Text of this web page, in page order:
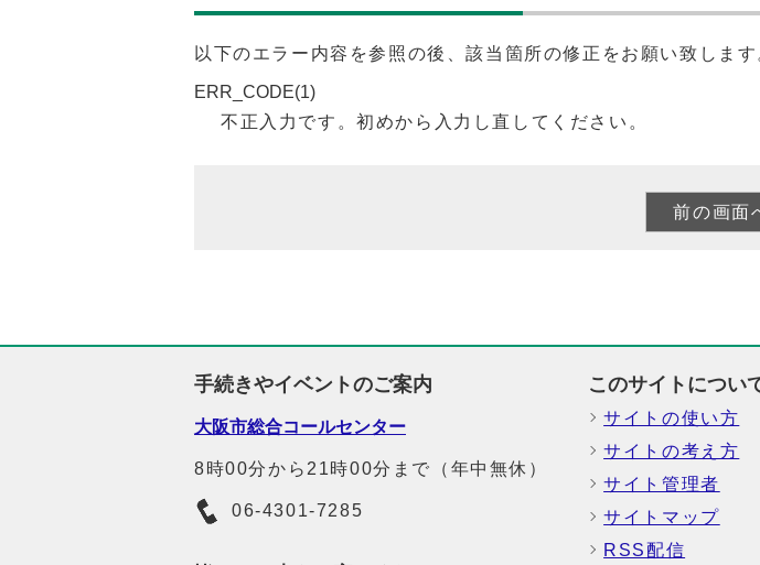
以下のエラー内容を参照の後、該当箇所の修正をお願い致します
ERR_CODE(1)
不正入力です。初めから入力し直してください。
手続きやイベントのご案内
大阪市総合コールセンター
8時00分から21時00分まで（年中無休）
06-4301-7285
このサイトについ
サイトの使い方
サイトの考え方
サイト管理者
サイトマップ
RSS配信